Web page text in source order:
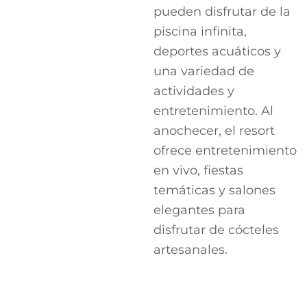
pueden disfrutar de la
piscina infinita,
deportes acuáticos y
una variedad de
actividades y
entretenimiento. Al
anochecer, el resort
ofrece entretenimiento
en vivo, fiestas
temáticas y salones
elegantes para
disfrutar de cócteles
artesanales.